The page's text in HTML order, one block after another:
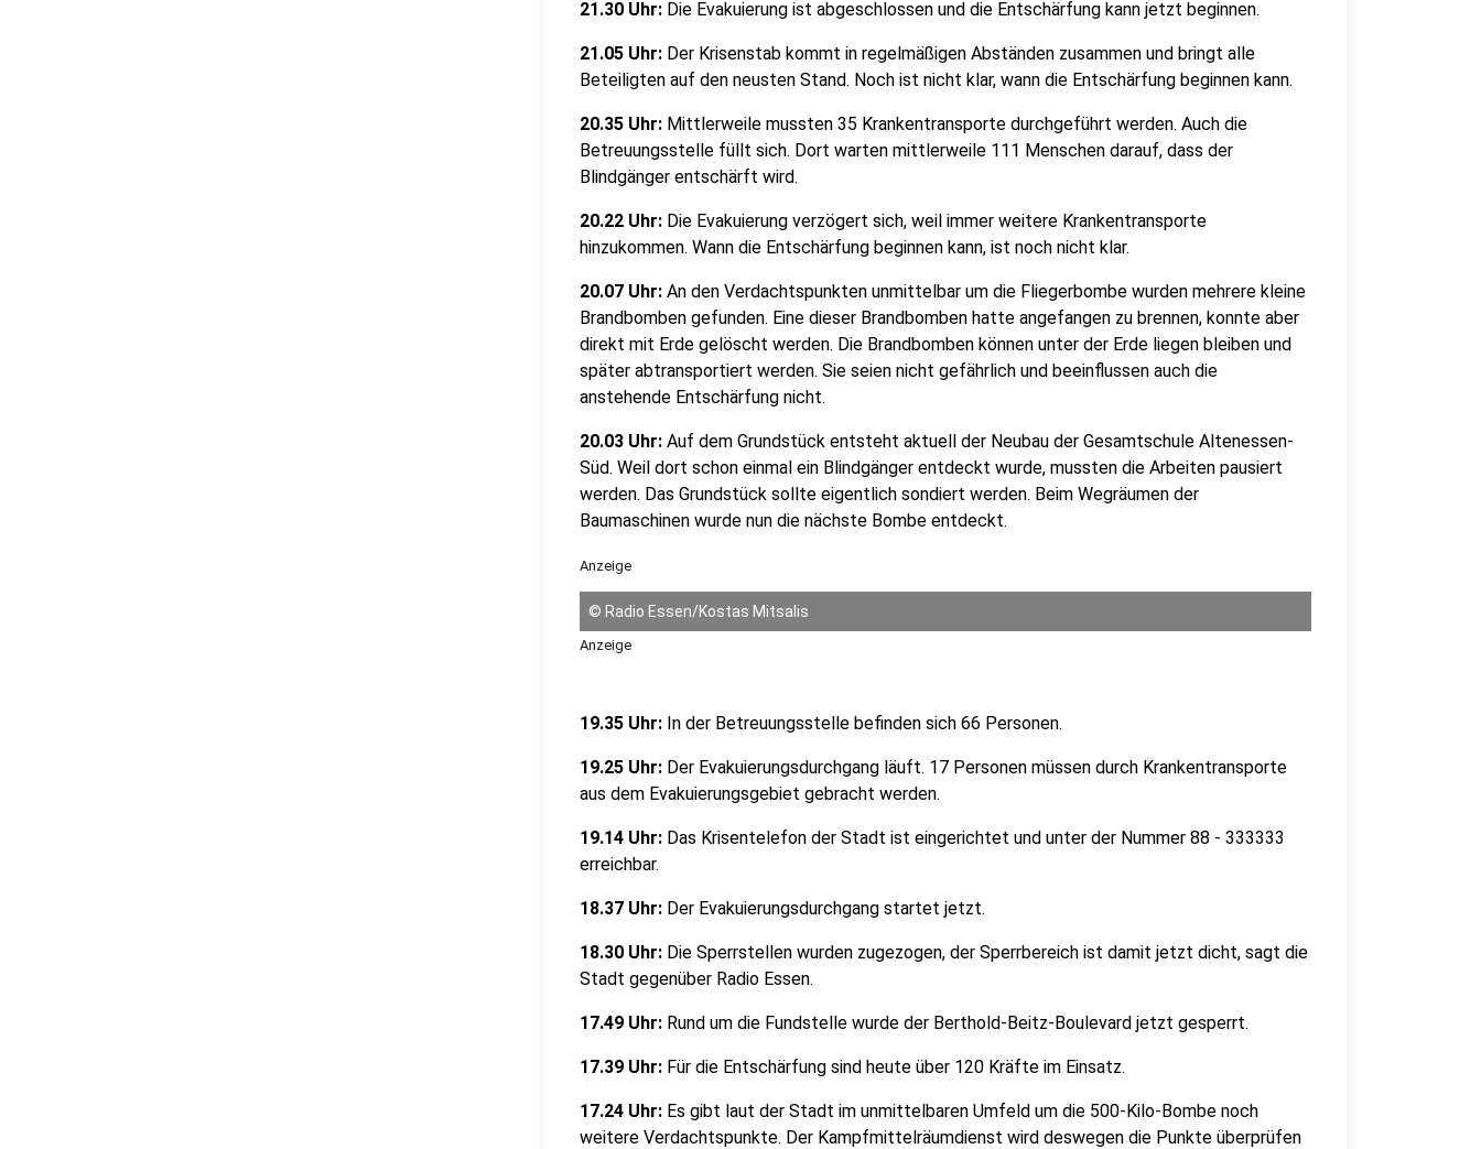
21.30 Uhr: Die Evakuierung ist abgeschlossen und die Entschärfung kann jetzt beginnen.
21.05 Uhr: Der Krisenstab kommt in regelmäßigen Abständen zusammen und bringt alle
Beteiligten auf den neusten Stand. Noch ist nicht klar, wann die Entschärfung beginnen kann.
20.35 Uhr: Mittlerweile mussten 35 Krankentransporte durchgeführt werden. Auch die
Betreuungsstelle füllt sich. Dort warten mittlerweile 111 Menschen darauf, dass der
Blindgänger entschärft wird.
20.22 Uhr: Die Evakuierung verzögert sich, weil immer weitere Krankentransporte
hinzukommen. Wann die Entschärfung beginnen kann, ist noch nicht klar.
20.07 Uhr: An den Verdachtspunkten unmittelbar um die Fliegerbombe wurden mehrere kleine
Brandbomben gefunden. Eine dieser Brandbomben hatte angefangen zu brennen, konnte aber
direkt mit Erde gelöscht werden. Die Brandbomben können unter der Erde liegen bleiben und
später abtransportiert werden. Sie seien nicht gefährlich und beeinflussen auch die
anstehende Entschärfung nicht.
20.03 Uhr: Auf dem Grundstück entsteht aktuell der Neubau der Gesamtschule Altenessen-
Süd. Weil dort schon einmal ein Blindgänger entdeckt wurde, mussten die Arbeiten pausiert
werden. Das Grundstück sollte eigentlich sondiert werden. Beim Wegräumen der
Baumaschinen wurde nun die nächste Bombe entdeckt.
Anzeige
© Radio Essen/Kostas Mitsalis
Anzeige
19.35 Uhr: In der Betreuungsstelle befinden sich 66 Personen.
19.25 Uhr: Der Evakuierungsdurchgang läuft. 17 Personen müssen durch Krankentransporte
aus dem Evakuierungsgebiet gebracht werden.
19.14 Uhr: Das Krisentelefon der Stadt ist eingerichtet und unter der Nummer 88 - 333333
erreichbar.
18.37 Uhr: Der Evakuierungsdurchgang startet jetzt.
18.30 Uhr: Die Sperrstellen wurden zugezogen, der Sperrbereich ist damit jetzt dicht, sagt die
Stadt gegenüber Radio Essen.
17.49 Uhr: Rund um die Fundstelle wurde der Berthold-Beitz-Boulevard jetzt gesperrt.
17.39 Uhr: Für die Entschärfung sind heute über 120 Kräfte im Einsatz.
17.24 Uhr: Es gibt laut der Stadt im unmittelbaren Umfeld um die 500-Kilo-Bombe noch
weitere Verdachtspunkte. Der Kampfmittelräumdienst wird deswegen die Punkte überprüfen